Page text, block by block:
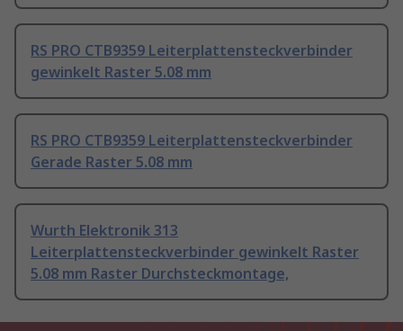
RS PRO CTB9359 Leiterplattensteckverbinder
gewinkelt Raster 5.08 mm
RS PRO CTB9359 Leiterplattensteckverbinder
Gerade Raster 5.08 mm
Wurth Elektronik 313
Leiterplattensteckverbinder gewinkelt Raster
5.08 mm Raster Durchsteckmontage,